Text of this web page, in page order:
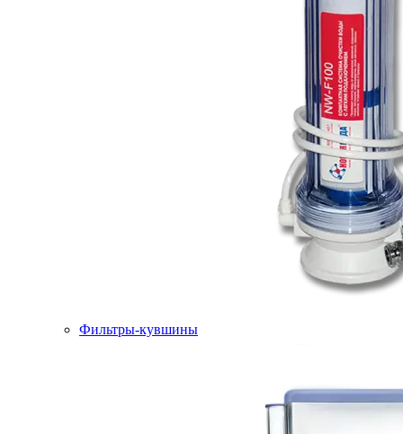
Фильтры-кувшины